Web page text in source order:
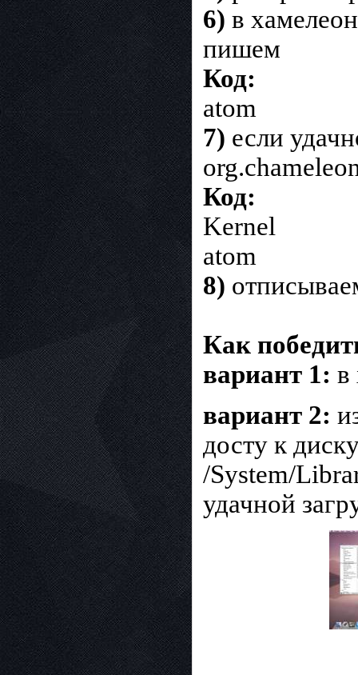
6) в
пишем
Код:
atom
7) если
Код:
Kernel
atom
8)
Как
вариант 1: в
вариант 2:
досту к
/System/
удачной